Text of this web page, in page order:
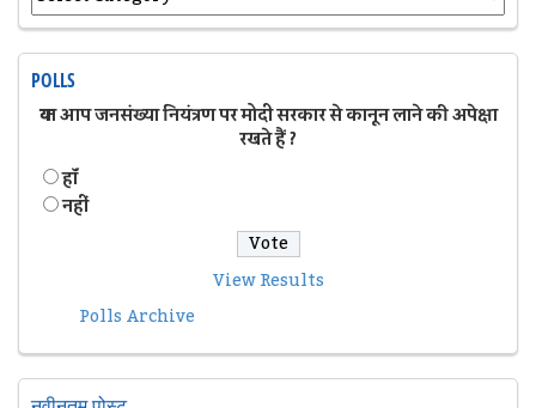
POLLS
क्या आप जनसंख्या नियंत्रण पर मोदी सरकार से कानून लाने की अपेक्षा
रखते हैं ?
हॉं
नहीं
View Results
Polls Archive